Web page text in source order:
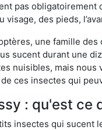
pas
visage, des pieds,
une famille
sucent durant une
nuisibles, mais
ces insectes qui
: qu'est ce
insectes qui